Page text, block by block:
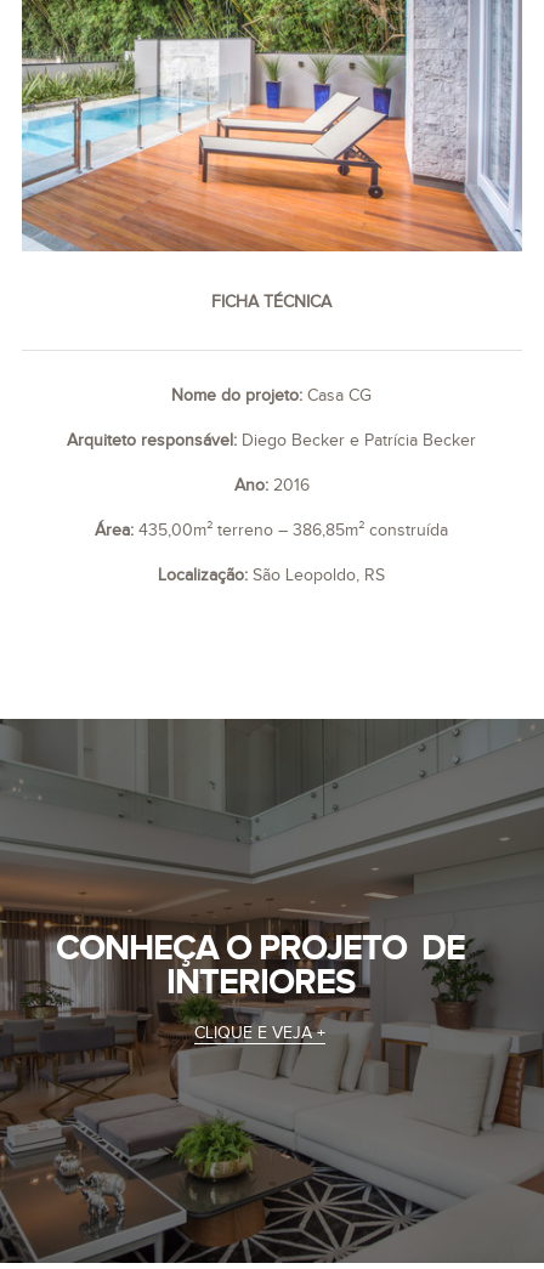
FICHA TÉCNICA
Nome do projeto:Casa CG
Arquiteto responsável: Diego Becker e Patrícia Becker
Ano: 2016
Área:435,00m² terreno – 386,85m² construída
Localização: São Leopoldo, RS
CONHEÇA O PROJETO DE
INTERIORES
CLIQUE E VEJA +